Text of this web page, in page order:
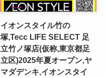
イオンスタイル竹の
塚,Tecc LIFE SELECT ⾜
⽴⽵ノ塚店(仮称,東京都足
立区)2025年夏オープン,ヤ
マダデンキ,イオンスタイ